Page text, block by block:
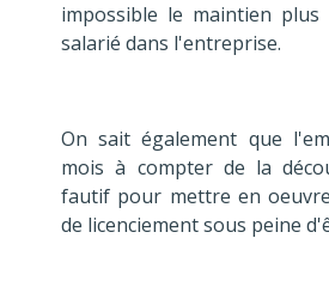
impossible le maintien
salarié dans l'entreprise.
On sait également que
mois à compter de la
fautif pour mettre en
de licenciement sous peine